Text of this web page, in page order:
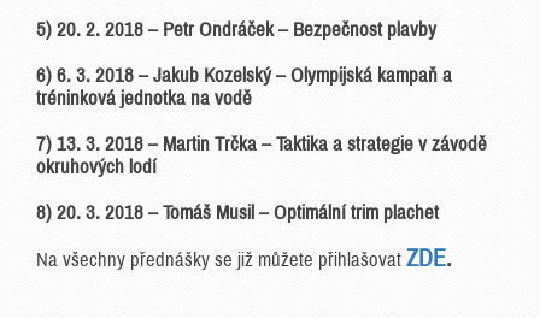
5) 20. 2. 2018 – Petr Ondráček – Bezpečnost plavby
6) 6. 3. 2018 – Jakub Kozelský – Olympijská kampaň a
tréninková jednotka na vodě
7) 13. 3. 2018 – Martin Trčka – Taktika a strategie v závodě
okruhových lodí
8) 20. 3. 2018 – Tomáš Musil – Optimální trim plachet
Na všechny přednášky se již můžete přihlašovat ZDE.